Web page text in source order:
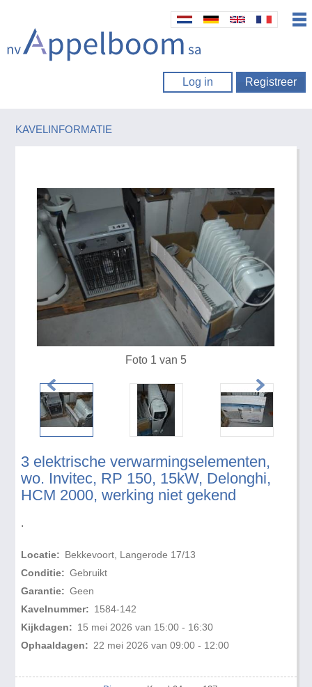
Log in Registreer
KAVELINFORMATIE
3 elektrische verwarmingselementen,
wo. Invitec, RP 150, 15kW, Delonghi,
HCM 2000, werking niet gekend
.
Locatie: Bekkevoort, Langerode 17/13
Conditie: Gebruikt
Garantie: Geen
Kavelnummer: 1584-142
Kijkdagen: 15 mei 2026 van 15:00 - 16:30
Ophaaldagen: 22 mei 2026 van 09:00 - 12:00
Foto 1 van 5